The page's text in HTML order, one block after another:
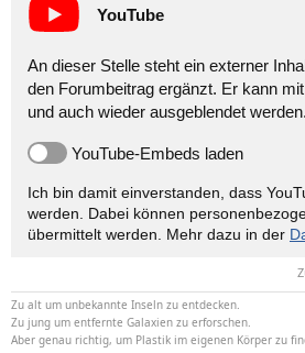
YouTube
An dieser Stelle steht ein externer
den Forumbeitrag ergänzt. Er kann
und auch wieder ausgeblendet werden.
YouTube-Embeds laden
Ich bin damit einverstanden, dass
werden. Dabei können
übermittelt werden. Mehr dazu in der
Zu alt um unbekannte Inseln zu entdecken.
Zu jung um entfernte Galaxien zu erforschen.
Aber genau richtig, um Plastik im eigenen Körper zu